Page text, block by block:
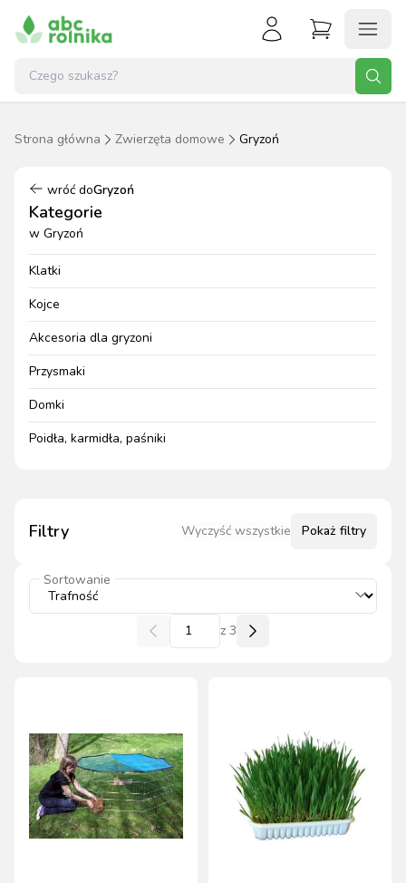
Strona główna Zwierzęta domowe Gryzoń
wróć doGryzoń
Kategorie
w Gryzoń
Klatki
Kojce
Akcesoria dla gryzoni
Przysmaki
Domki
Poidła, karmidła, paśniki
Filtry Wyczyść wszystkie Pokaż filtry
Sortowanie
z 3